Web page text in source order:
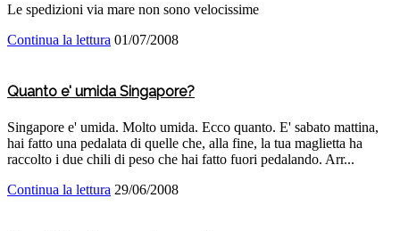
Le spedizioni via mare non sono velocissime
Continua la lettura 01/07/2008
Quanto e' umida Singapore?
Singapore e' umida. Molto umida. Ecco quanto. E' sabato mattina,
hai fatto una pedalata di quelle che, alla fine, la tua maglietta ha
raccolto i due chili di peso che hai fatto fuori pedalando. Arr...
Continua la lettura 29/06/2008